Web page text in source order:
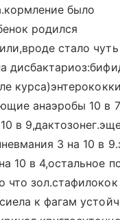
было
родился
стало
анаэробы 10 в
в
3 на 10 в
10 в 4,остальное
что
к фагам